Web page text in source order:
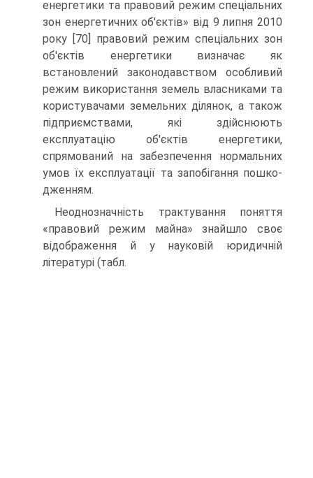
енергетики та правовий режим спеціальних
зон енергетичних об'єктів» від 9 липня 2010
року [70] правовий режим спеціальних зон
об'єктів енерге­тики визначає як
встановлений законодавством осо­бливий
режим використання земель власниками та
користувачами земельних ділянок, а також
підпри­ємствами, які здійснюють
експлуатацію об'єктів енергетики,
спрямований на забезпечення нор­мальних
умов їх експлуатації та запобігання пошко­
дженням.
Неоднозначність трактування поняття
«право­вий режим майна» знайшло своє
відображення й у науковій юридичній
літературі (табл.